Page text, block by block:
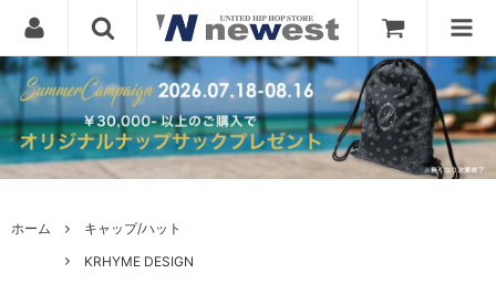
ホーム
キャップ/ハット
KRHYME DESIGN